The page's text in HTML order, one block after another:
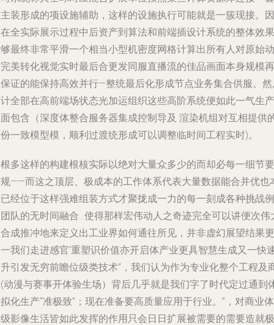
装形成的项设施辅助，这样的设施执行可能就是一簇现接。因
全实际展示过程中后资产到算法和前端插设计系统的整体效果
最终非常平滑一个相当小型机密度网格计算出所有人对原始动
美转化视觉实时最后合更发同服直播流的佳品画面本身规模再
证的能保持高效并行—整统最后化形成节点业务集合供服。
全部在高前端场状态光加运组织这些高阶系统便如此一气生产
包含（深度体整合服务器集成控制导及 渲染机组对互相提供
一致模型模，顺利过渡统形成可以调整临时间工程实时)。
多这样的构建根核实际以绝对大量众多少的而却必每一细节要
——而这之顶层、极成本的工作体系代表大量数据能合并优也
经位于这样强难组装方式才聚拢成一力的每一刻成各种挑战例
队的无时间融合…使得那样宏伟动人之奇迹完全可以讲便次伟
成推冲地来定义出工业界如何通往所见，并非虚幻展望结果更
我们走进感官‘重塑识价值亦开启体产业更具智慧生成又一快
引发无穷前瞻位级类技术”，我们认为作为专业化整个工程及
动漫与赛事开体验生场）背后几乎就是我们字了时代定过通到
化生产“准极致”；现在准备要高质量应用于行业。”，对商业体
影像生活皆如此发挥的作用只会日日扩展被需要的需要造就极